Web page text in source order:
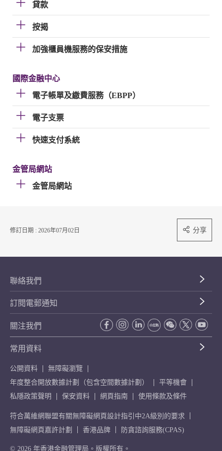
貸款
按揭
加強櫃員機服務的保安措施
國際金融中心
電子帳單及繳費服務（EBPP）
電子支票
快速支付系統
金管局網站
金管局網站
修訂日期 : 2026年07月02日 分享
聯絡我們
訂閱電郵通知
關注我們
常用資料
公開資料
無障礙瀏覽
年度整合開放數據計劃（包含空間數據計劃）
平等機會
私隱政策聲明
保安資料 網頁指南 使用條款及條件
符合萬維網聯盟有關無障礙網頁設計指引中2A級別的要求
無障礙網頁嘉許計劃
香港品牌 防貪諮詢服務(CPAS)
© 2026 年香港金融管理局。版權所有。